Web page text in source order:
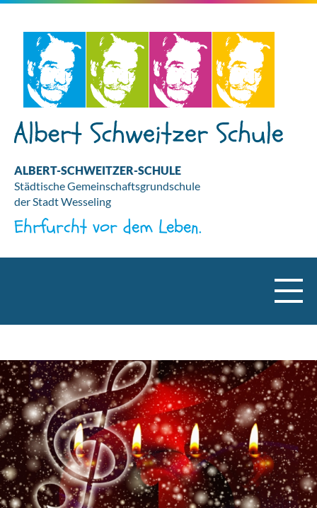
ALBERT-SCHWEITZER-SCHULE
Städtische Gemeinschaftsgrundschule
der Stadt Wesseling
Ehrfurcht vor dem Leben.